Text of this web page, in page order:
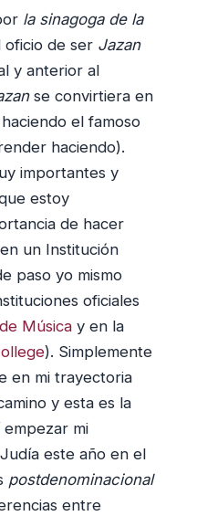
la sinagoga de la
de ser Jazan
y anterior al
se convirtiera en
el famoso
haciendo).
importantes y
estoy
de hacer
un Institución
paso yo mismo
oficiales
Música y en la
). Simplemente
en mi trayectoria
y esta es la
mi
este año en el
postdenominacional
entre